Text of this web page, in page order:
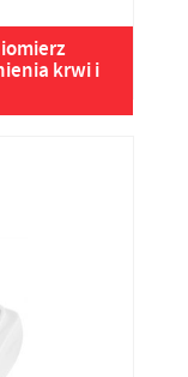
krwi i